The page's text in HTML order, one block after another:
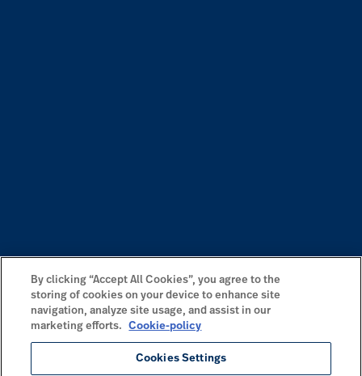
By clicking “Accept All Cookies”, you agree to the
storing of cookies on your device to enhance site
navigation, analyze site usage, and assist in our
marketing efforts.
Cookie-policy
Cookies Settings